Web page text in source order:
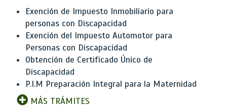
Exención de Impuesto Inmobiliario para
personas con Discapacidad
Exención del Impuesto Automotor para
Personas con Discapacidad
Obtención de Certificado Único de
Discapacidad
P.I.M Preparación Integral para la Maternidad
MÁS TRÁMITES